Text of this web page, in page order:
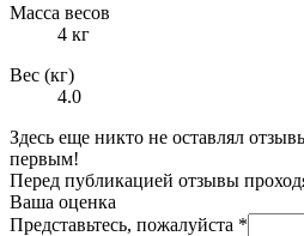
Масса весов
4 кг
Вес (кг)
4.0
Здесь еще никто не оставлял
первым!
Перед публикацией отзывы
Ваша оценка
Представьтесь, пожалуйста *